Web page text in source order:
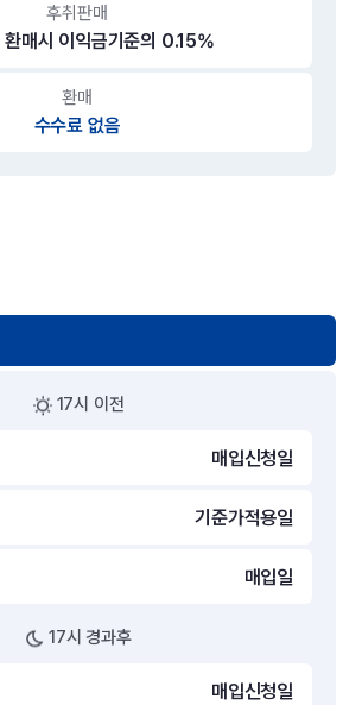
후취판매
환매시 이익금기준의 0.15%
환매
수수료 없음
17시 이전
매입신청일
기준가적용일
매입일
17시 경과후
매입신청일